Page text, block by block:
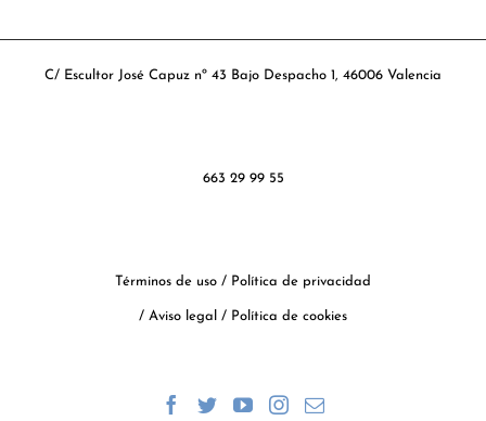
C/ Escultor José Capuz nº 43 Bajo Despacho 1, 46006 Valencia
663 29 99 55
Términos de uso / Política de privacidad
/ Aviso legal / Política de cookies